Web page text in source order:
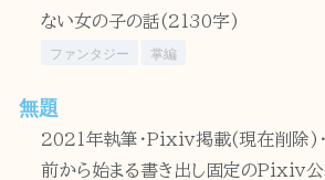
ない女の子の話(2130字)
ファンタジー 掌編
無題
2021年執筆・Pixiv掲載(現在削除)
前から始まる書き出し固定のPixiv